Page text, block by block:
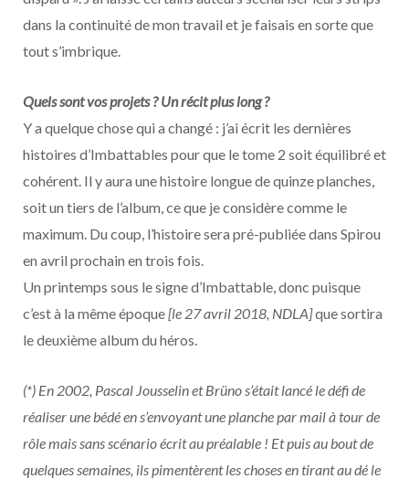
dans la continuité de mon travail et je faisais en sorte que
tout s’imbrique.
Quels sont vos projets ? Un récit plus long ?
Y a quelque chose qui a changé : j’ai écrit les dernières
histoires d’Imbattables pour que le tome 2 soit équilibré et
cohérent. Il y aura une histoire longue de quinze planches,
soit un tiers de l’album, ce que je considère comme le
maximum. Du coup, l’histoire sera pré-publiée dans Spirou
en avril prochain en trois fois.
Un printemps sous le signe d’Imbattable, donc puisque
c’est à la même époque[le 27 avril 2018, NDLA]que sortira
le deuxième album du héros.
(*) En 2002, Pascal Jousselin et Brüno s’était lancé le défi de
réaliser une bédé en s’envoyant une planche par mail à tour de
rôle mais sans scénario écrit au préalable ! Et puis au bout de
quelques semaines, ils pimentèrent les choses en tirant au dé le